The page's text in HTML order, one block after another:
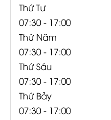
Thứ Tư
07:30 - 17:00
Thứ Năm
07:30 - 17:00
Thứ Sáu
07:30 - 17:00
Thứ Bảy
07:30 - 17:00